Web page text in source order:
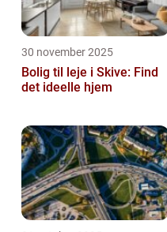
30 november 2025
Bolig til leje i Skive: Find
det ideelle hjem